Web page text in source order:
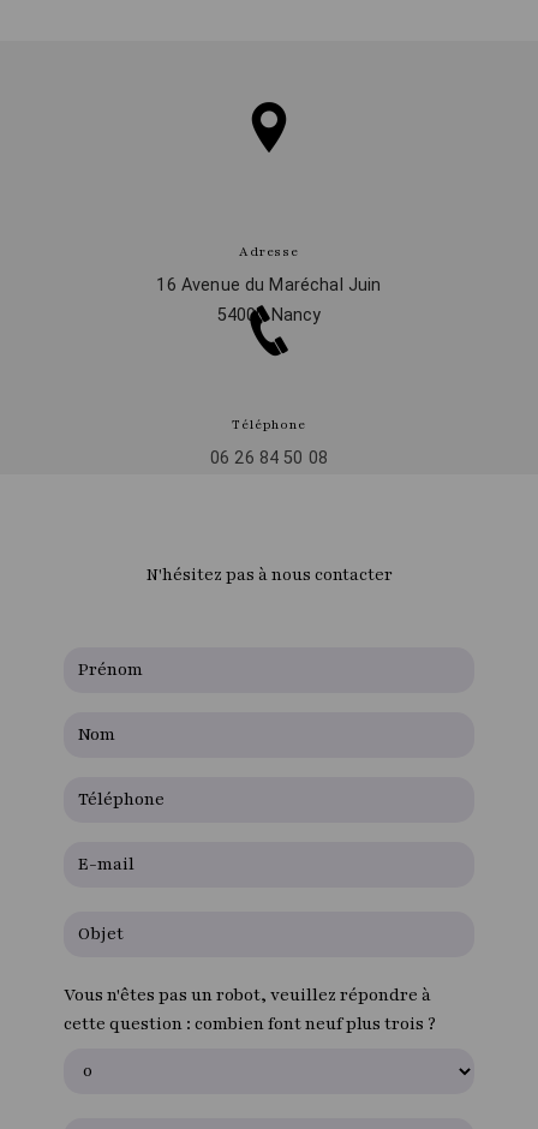
Adresse
16 Avenue du Maréchal Juin
54000 Nancy
Téléphone
06 26 84 50 08
N'hésitez pas à nous contacter
Vous n'êtes pas un robot, veuillez répondre à
cette question : combien font neuf plus trois ?